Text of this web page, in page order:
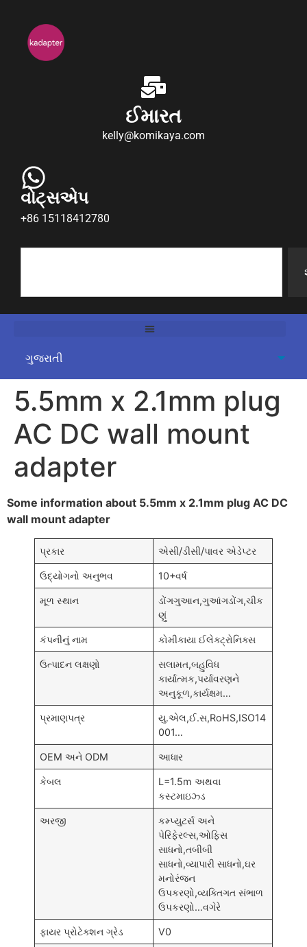
ઈમારત
kelly@komikaya.com
વોટ્સએપ
+86 15118412780
5.5mm x 2.1mm plug
AC DC wall mount
adapter
Some information about 5.5mm x 2.1mm plug AC DC
wall mount adapter
પ્રકાર એસી/ડીસી/પાવર એડેપ્ટર
ઉદ્યોગનો અનુભવ 10+વર્ષ
મૂળ સ્થાન
ડોંગગુઆન,ગુઆંગડોંગ,ચીક
ણું
કંપનીનું નામ કોમીકાયા ઈલેક્ટ્રોનિક્સ
ઉત્પાદન લક્ષણો
સલામત,બહુવિધ
કાર્યાત્મક,પર્યાવરણને
અનુકૂળ,કાર્યક્ષમ…
પ્રમાણપત્ર
યુ.એલ,ઈ.સ,RoHS,ISO14
001…
OEM અને ODM આધાર
કેબલ
L=1.5m અથવા
કસ્ટમાઇઝ્ડ
અરજી
કમ્પ્યુટર્સ અને
પેરિફેરલ્સ,ઓફિસ
સાધનો,તબીબી
સાધનો,વ્યાપારી સાધનો,ઘર
મનોરંજન
ઉપકરણો,વ્યક્તિગત સંભાળ
ઉપકરણો…વગેરે
ફાયર પ્રોટેક્શન ગ્રેડ V0